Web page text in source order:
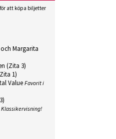
att köpa biljetter
Margarita
(Zita 3)
1)
ValueFavorit i
Klassikervisning!